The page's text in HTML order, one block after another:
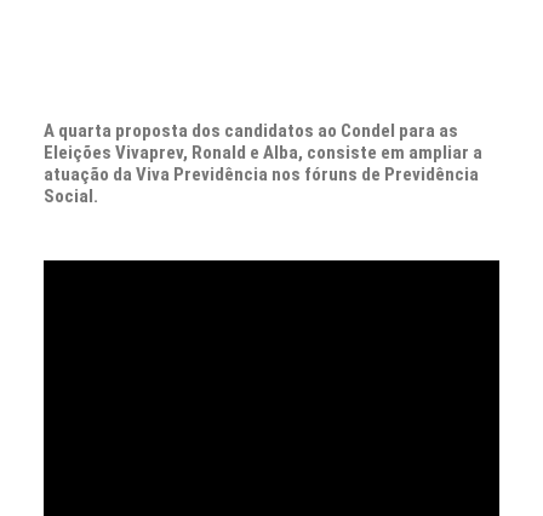
A quarta proposta dos candidatos ao Condel para as
Eleições Vivaprev, Ronald e Alba, consiste em ampliar a
atuação da Viva Previdência nos fóruns de Previdência
Social.